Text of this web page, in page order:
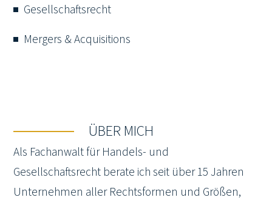
Gesellschaftsrecht
Mergers & Acquisitions
ÜBER MICH
Als Fachanwalt für Handels- und
Gesellschaftsrecht berate ich seit über 15 Jahren
Unternehmen aller Rechtsformen und Größen,